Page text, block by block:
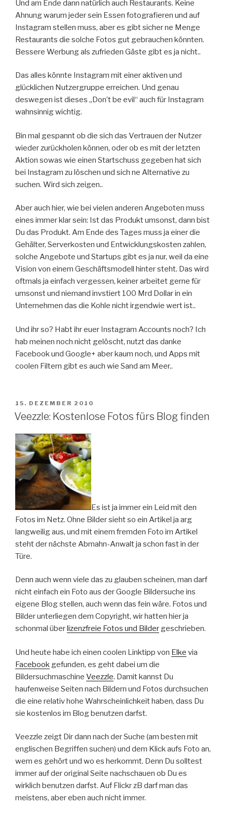
Und am Ende dann natürlich auch Restaurants. Keine
Ahnung warum jeder sein Essen fotografieren und auf
Instagram stellen muss, aber es gibt sicher ne Menge
Restaurants die solche Fotos gut gebrauchen könnten.
Bessere Werbung als zufrieden Gäste gibt es ja nicht..
Das alles könnte Instagram mit einer aktiven und
glücklichen Nutzergruppe erreichen. Und genau
deswegen ist dieses „Don’t be evil“ auch für Instagram
wahnsinnig wichtig.
Bin mal gespannt ob die sich das Vertrauen der Nutzer
wieder zurückholen können, oder ob es mit der letzten
Aktion sowas wie einen Startschuss gegeben hat sich
bei Instagram zu löschen und sich ne Alternative zu
suchen. Wird sich zeigen..
Aber auch hier, wie bei vielen anderen Angeboten muss
eines immer klar sein: Ist das Produkt umsonst, dann bist
Du das Produkt. Am Ende des Tages muss ja einer die
Gehälter, Serverkosten und Entwicklungskosten zahlen,
solche Angebote und Startups gibt es ja nur, weil da eine
Vision von einem Geschäftsmodell hinter steht. Das wird
oftmals ja einfach vergessen, keiner arbeitet gerne für
umsonst und niemand invstiert 100 Mrd Dollar in ein
Unternehmen das die Kohle nicht irgendwie wert ist..
Und ihr so? Habt ihr euer Instagram Accounts noch? Ich
hab meinen noch nicht gelöscht, nutzt das danke
Facebook und Google+ aber kaum noch, und Apps mit
coolen Filtern gibt es auch wie Sand am Meer..
VERÖFFENTLICHT
AM
15. DEZEMBER 2010
Veezzle: Kostenlose Fotos fürs Blog finden
Es ist ja immer ein Leid mit den
Fotos im Netz. Ohne Bilder sieht so ein Artikel ja arg
langweilig aus, und mit einem fremden Foto im Artikel
steht der nächste Abmahn-Anwalt ja schon fast in der
Türe.
Denn auch wenn viele das zu glauben scheinen, man darf
nicht einfach ein Foto aus der Google Bildersuche ins
eigene Blog stellen, auch wenn das fein wäre. Fotos und
Bilder unterliegen dem Copyright, wir hatten hier ja
schonmal überlizenzfreie Fotos und Bilder geschrieben.
Und heute habe ich einen coolen Linktipp von Elke via
Facebook gefunden, es geht dabei um die
Bildersuchmaschine Veezzle. Damit kannst Du
haufenweise Seiten nach Bildern und Fotos durchsuchen
die eine relativ hohe Wahrscheinlichkeit haben, dass Du
sie kostenlos im Blog benutzen darfst.
Veezzle zeigt Dir dann nach der Suche (am besten mit
englischen Begriffen suchen) und dem Klick aufs Foto an,
wem es gehört und wo es herkommt. Denn Du solltest
immer auf der original Seite nachschauen ob Du es
wirklich benutzen darfst. Auf Flickr zB darf man das
meistens, aber eben auch nicht immer.